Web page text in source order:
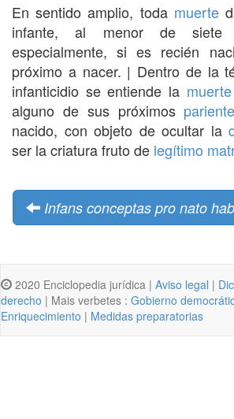
En sentido amplio, toda muerte
infante, al menor de
especialmente, si es recién
próximo a nacer. | Dentro de la
infanticidio se entiende la muerte
alguno de sus próximos
nacido, con objeto de ocultar la
ser la criatura fruto de legítimo
Infans conceptas pro nato
2020 Enciclopedia jurídica | Aviso legal |
derecho | Mais verbetes : Gobierno
Enriquecimiento | Medidas preparatorias